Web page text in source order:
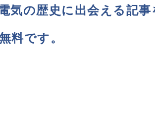
気の歴史に出会える記事
料です。